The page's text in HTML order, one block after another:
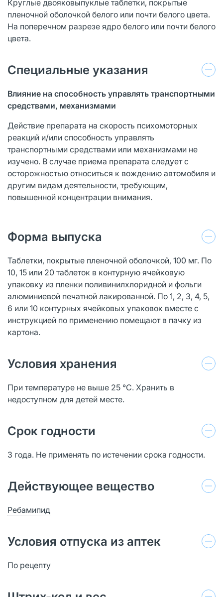
Круглые двояковыпуклые таблетки, покрытые
пленочной оболочкой белого или почти белого цвета.
На поперечном разрезе ядро белого или почти белого
цвета.
Специальные указания
Влияние на способность управлять транспортными
средствами, механизмами
Действие препарата на скорость психомоторных
реакций и/или способность управлять
транспортными средствами или механизмами не
изучено. В случае приема препарата следует с
осторожностью относиться к вождению автомобиля и
другим видам деятельности, требующим,
повышенной концентрации внимания.
Форма выпуска
Таблетки, покрытые пленочной оболочкой, 100 мг. По
10, 15 или 20 таблеток в контурную ячейковую
упаковку из пленки поливинилхлоридной и фольги
алюминиевой печатной лакированной. По 1, 2, 3, 4, 5,
6 или 10 контурных ячейковых упаковок вместе с
инструкцией по применению помещают в пачку из
картона.
Условия хранения
При температуре не выше 25 °С. Хранить в
недоступном для детей месте.
Срок годности
3 года. Не применять по истечении срока годности.
Действующее вещество
Ребамипид
Условия отпуска из аптек
По рецепту